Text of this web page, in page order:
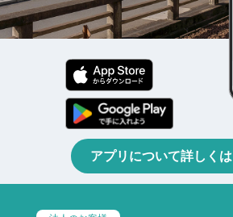
アプリについて詳しく